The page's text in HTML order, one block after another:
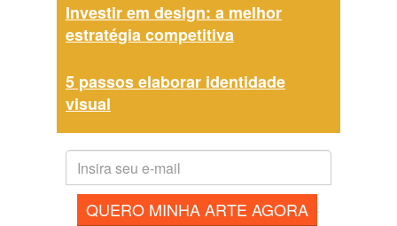
Investir em design: a melhor
estratégia competitiva
5 passos elaborar identidade
visual
QUERO MINHA ARTE AGORA